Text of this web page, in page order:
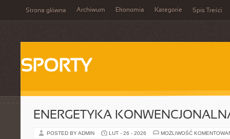
Strona główna Archiwum Ekonomia Kategorie Spis Treści
SPORTY
ENERGETYKA
POSTED BY ADMIN LUT - 26 - 2026 MOŻLIWOŚĆ